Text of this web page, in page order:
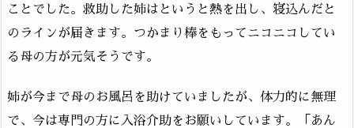
ことでした。救助した姉はというと熱を出し、寝込んだと
のラインが届きます。つかまり棒をもってニコニコしてい
る母の方が元気そうです。
姉が今まで母のお風呂を助けていましたが、体力的に無理
で、今は専門の方に入浴介助をお願いしています。「あん